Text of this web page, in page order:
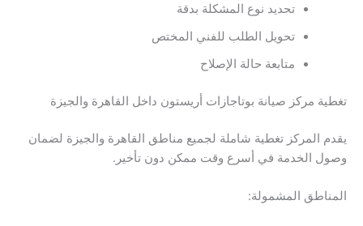
تحديد نوع المشكلة بدقة
تحويل الطلب للفني المختص
متابعة حالة الإصلاح
تغطية مركز صيانة بوتاجازات أريستون داخل القاهرة والجيزة
يقدم المركز تغطية شاملة لجميع مناطق القاهرة والجيزة لضمان
وصول الخدمة في أسرع وقت ممكن دون تأخير.
المناطق المشمولة: